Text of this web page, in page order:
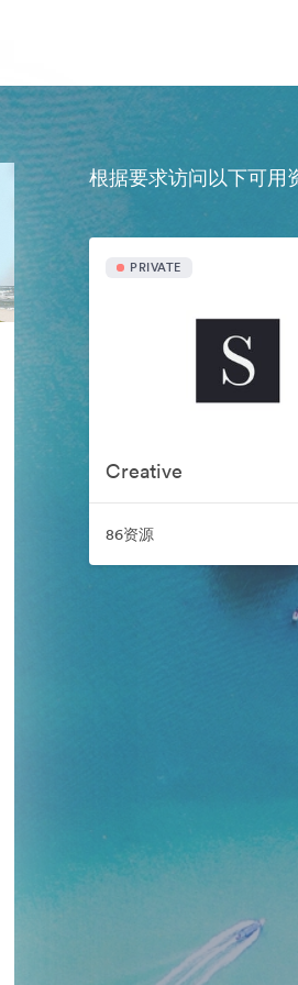
根据要求访问以下可用
PRIVATE
Creative
86资源